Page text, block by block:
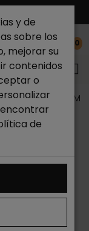
0
Outlet Bolsos
y de
sobre los
mejorar su
contenidos
o
de